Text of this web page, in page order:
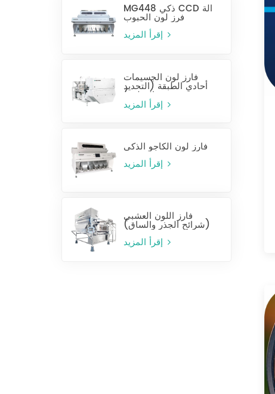
MG448 ذكي CCD آلة
فرز لون الحبوب
إقرأ المزيد
فارز لون الجسيمات
أحادي الطبقة (التحديد
الرطب)
إقرأ المزيد
فارز لون الكاجو الذكي
إقرأ المزيد
فارز اللون العشبي
(شرائح الجذر والساق)
إقرأ المزيد